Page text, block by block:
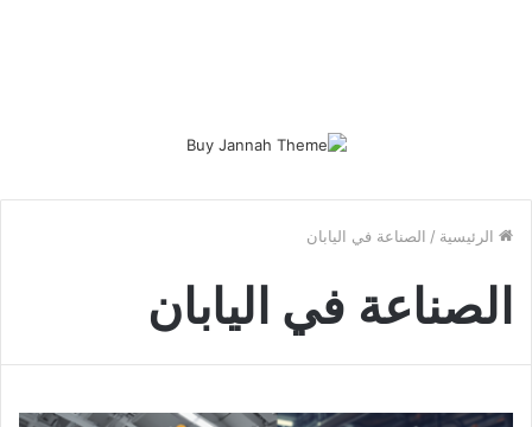
الرئيسية / الصناعة في اليابان
الصناعة في اليابان